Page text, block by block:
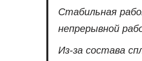
Стабильная
непрерывной
Из-за состава